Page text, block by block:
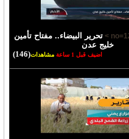
تحرير البيضاء.. مفتاح تأمين
خليج عدن
اضيف قبل 1 ساعة مشاهدات(146)